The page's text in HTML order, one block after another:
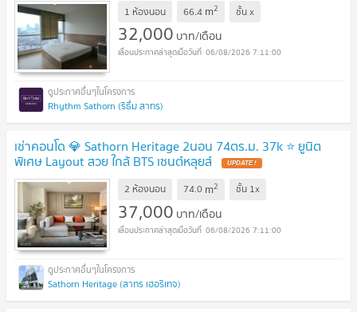
1 ห้องนอน 66.4 m2 ชั้นx
32,000 บาท/เดือน
06/08/2026 7:11:00
Rhythm Sathorn (ริธึ่ม สาทร)
เช่าคอนโด 💎 Sathorn Heritage 2นอน 74ตร.ม. 37k ⭐ ยูนิต
พิเศษ Layout สวย ใกล้ BTS เซนต์หลุยส์
2 ห้องนอน 74.0 m2 ชั้น 1x
37,000 บาท/เดือน
06/08/2026 7:11:00
Sathorn Heritage (สาทร เฮอริเทจ)